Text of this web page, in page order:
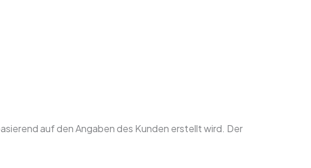
auf den Angaben des Kunden erstellt wird. Der